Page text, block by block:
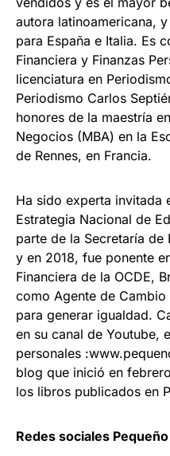
autora latinoamericana,
para España e Italia. Es
Financiera y Finanzas
licenciatura en
Periodismo Carlos
honores de la maestría
Negocios (MBA) en la
de Rennes, en Francia.
Ha sido experta invitada
Estrategia Nacional de
parte de la Secretaría
y en 2018, fue ponente
Financiera de la OCDE,
como Agente de
para generar igualdad.
en su canal de Youtube,
personales
blog que inició en
los libros publicados en
Redes sociales